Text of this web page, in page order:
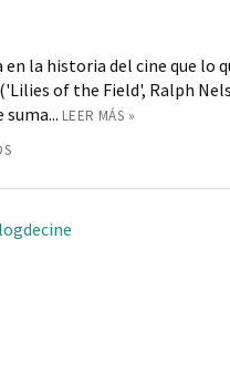
en la historia del cine que lo
of the Field', Ralph
LEER MÁS »